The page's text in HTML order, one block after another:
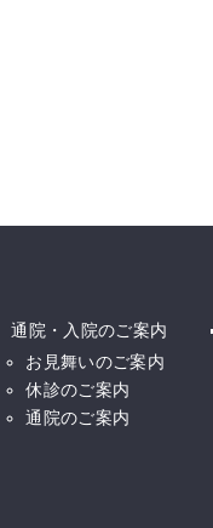
通院・入院のご案内
お見舞いのご案内
休診のご案内
通院のご案内